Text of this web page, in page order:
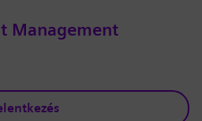
Management